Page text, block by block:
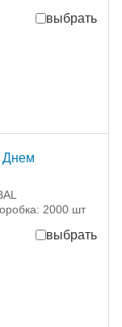
выбрать
Днем
2000 шт
выбрать